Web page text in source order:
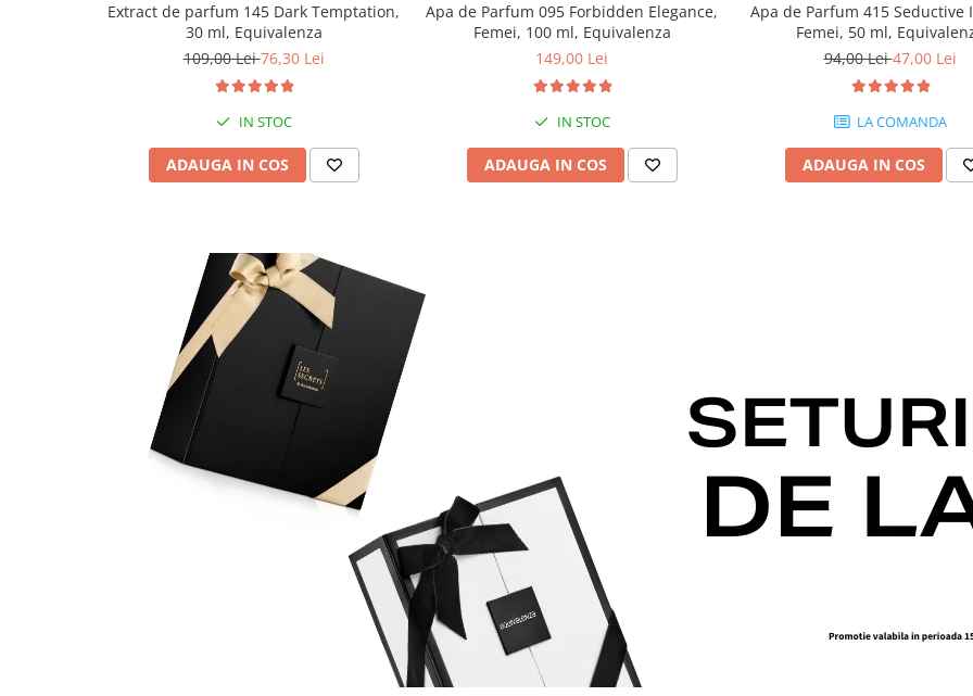
Extract de parfum 145 Dark Temptation,
30 ml, Equivalenza
109,00 Lei76,30 Lei
IN STOC
ADAUGA IN COS
Apa de Parfum 095 Forbidden Elegance,
Femei, 100 ml, Equivalenza
149,00 Lei
IN STOC
ADAUGA IN COS
Apa de Parfum 415 Seductive
Femei, 50 ml,
94,00 Lei47,00 Lei
LA COMANDA
ADAUGA IN COS